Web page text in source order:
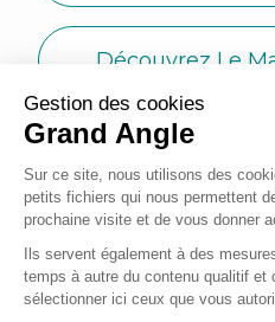
Gestion des cookies
Grand Angle
Sur ce site, nous utilisons des
petits fichiers qui nous permettent
prochaine visite et de vous donner
Ils servent également à des
temps à autre du contenu qualitif et
sélectionner ici ceux que vous
Découvrez Le
Grand Angle
Qui sommes-nous ?
Notre histoire
Notre équipe